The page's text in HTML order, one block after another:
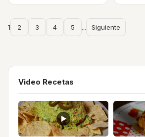
1 2 3 4 5 ... Siguiente
Video Recetas